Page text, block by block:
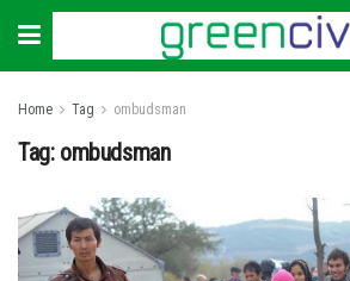
Home Tag ombudsman
Tag: ombudsman